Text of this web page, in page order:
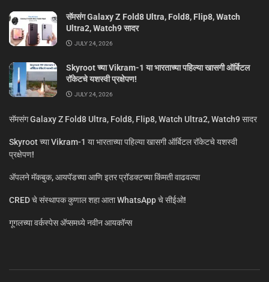
सॅमसंग Galaxy Z Fold8 Ultra, Fold8, Flip8, Watch
Ultra2, Watch9 सादर
JULY 24, 2026
Skyroot च्या Vikram-1 या भारताच्या पहिल्या खासगी ऑर्बिटल
रॉकेटचे यशस्वी प्रक्षेपण!
JULY 24, 2026
सॅमसंग Galaxy Z Fold8 Ultra, Fold8, Flip8, Watch Ultra2, Watch9 सादर
Skyroot च्या Vikram-1 या भारताच्या पहिल्या खासगी ऑर्बिटल रॉकेटचे यशस्वी
प्रक्षेपण!
ॲपलने मॅकबुक, आयपॅडच्या आणि इतर प्रॉडक्टच्या किंमती वाढवल्या
CRED चे संस्थापक कुणाल शहा आता WhatsApp चे सीईओ!
गूगलच्या वर्कस्पेस अ‍ॅप्समध्ये नवीन आयकॉन्स